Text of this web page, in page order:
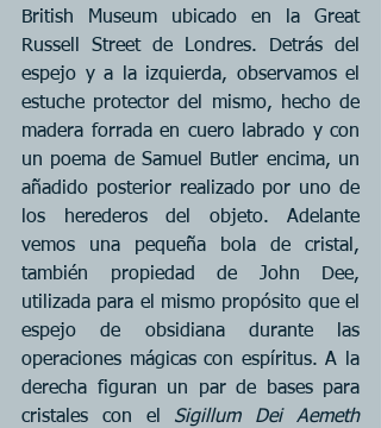
British Museum ubicado en la Great
Russell Street de Londres. Detrás del
espejo y a la izquierda, observamos el
estuche protector del mismo, hecho de
madera forrada en cuero labrado y con
un poema de Samuel Butler encima, un
añadido posterior realizado por uno de
los herederos del objeto. Adelante
vemos una pequeña bola de cristal,
también propiedad de John Dee,
utilizada para el mismo propósito que el
espejo de obsidiana durante las
operaciones mágicas con espíritus. A la
derecha figuran un par de bases para
cristales con el Sigillum Dei Aemeth